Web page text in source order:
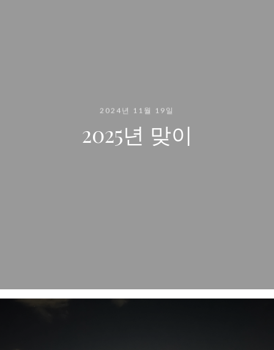
2024년 11월 19일
2025년 맞이